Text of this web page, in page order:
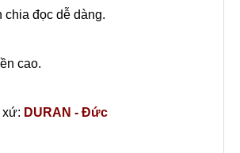
chia đọc dễ dàng.
cao.
xứ: DURAN - Đức